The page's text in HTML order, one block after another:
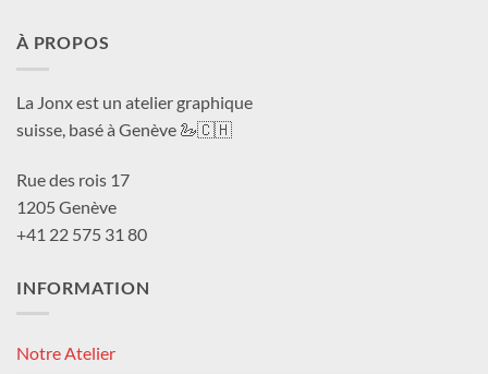
À PROPOS
La Jonx est un atelier graphique
suisse, basé à Genève 🦢🇨🇭
Rue des rois 17
1205 Genève
+41 22 575 31 80
INFORMATION
Notre Atelier